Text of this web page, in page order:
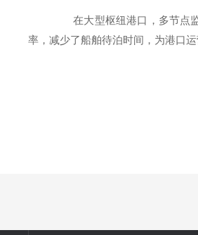
在大型枢纽港口，多节点
率，减少了船舶待泊时间，为港口